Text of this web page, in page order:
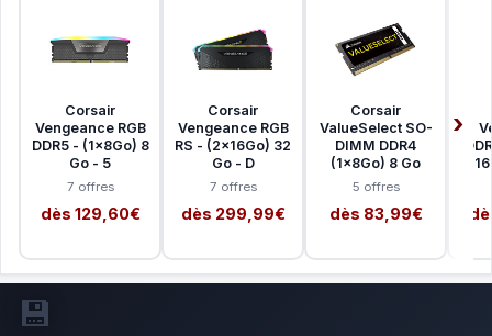
Corsair
Vengeance RGB
DDR5 - (1x8Go) 8
Go - 5
7 offres
dès 129,60€
Corsair
Vengeance RGB
RS - (2x16Go) 32
Go - D
7 offres
dès 299,99€
Corsair
ValueSelect SO-
DIMM DDR4
(1x8Go) 8 Go
5 offres
dès 83,99€
💾